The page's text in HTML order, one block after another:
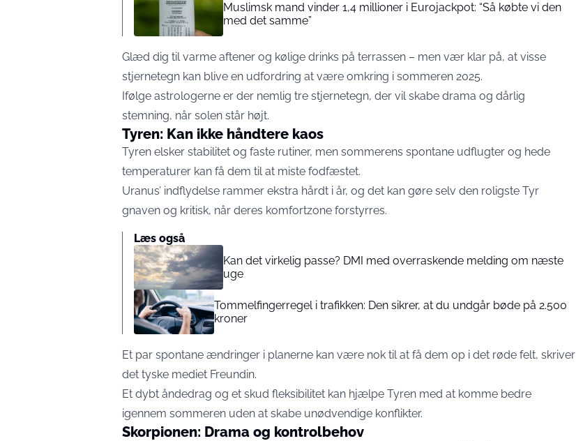
Muslimsk mand vinder 1,4 millioner i Eurojackpot: “Så købte vi den
med det samme”
Glæd dig til varme aftener og kølige drinks på terrassen – men vær klar på, at visse
stjernetegn kan blive en udfordring at være omkring i sommeren 2025.
Ifølge astrologerne er der nemlig tre stjernetegn, der vil skabe drama og dårlig
stemning, når solen står højt.
Tyren: Kan ikke håndtere kaos
Tyren elsker stabilitet og faste rutiner, men sommerens spontane udflugter og hede
temperaturer kan få dem til at miste fodfæstet.
Uranus’ indflydelse rammer ekstra hårdt i år, og det kan gøre selv den roligste Tyr
gnaven og kritisk, når deres komfortzone forstyrres.
Læs også
Kan det virkelig passe? DMI med overraskende melding om næste
uge
Tommelfingerregel i trafikken: Den sikrer, at du undgår bøde på 2.500
kroner
Et par spontane ændringer i planerne kan være nok til at få dem op i det røde felt, skriver
det tyske mediet Freundin.
Et dybt åndedrag og et skud fleksibilitet kan hjælpe Tyren med at komme bedre
igennem sommeren uden at skabe unødvendige konflikter.
Skorpionen: Drama og kontrolbehov